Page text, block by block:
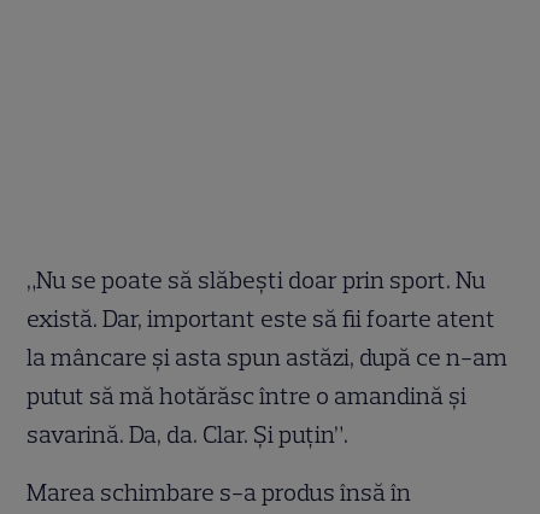
„Nu se poate să slăbești doar prin sport. Nu
există. Dar, important este să fii foarte atent
la mâncare și asta spun astăzi, după ce n-am
putut să mă hotărăsc între o amandină și
savarină. Da, da. Clar. Și puțin”.
Marea schimbare s-a produs însă în